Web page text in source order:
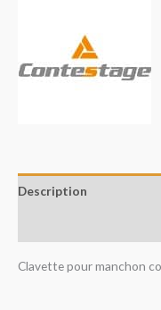
Description
Clavette pour manchon